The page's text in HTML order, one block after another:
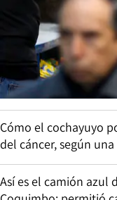
Cómo el cochayuyo
del cáncer, según
Así es el camión azul